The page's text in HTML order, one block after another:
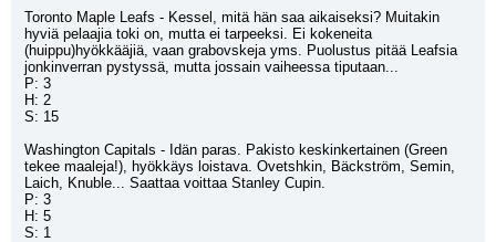
Toronto Maple Leafs - Kessel, mitä hän saa aikaiseksi? Muitakin
hyviä pelaajia toki on, mutta ei tarpeeksi. Ei kokeneita
(huippu)hyökkääjiä, vaan grabovskeja yms. Puolustus pitää Leafsia
jonkinverran pystyssä, mutta jossain vaiheessa tiputaan...
P: 3
H: 2
S: 15
Washington Capitals - Idän paras. Pakisto keskinkertainen (Green
tekee maaleja!), hyökkäys loistava. Ovetshkin, Bäckström, Semin,
Laich, Knuble... Saattaa voittaa Stanley Cupin.
P: 3
H: 5
S: 1